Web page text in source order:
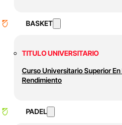
BASKET
TITULO UNIVERSITARIO
Curso Universitario Superior
Rendimiento
PADEL